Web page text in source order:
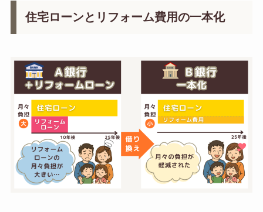
住宅ローンとリフォーム費用の一本化